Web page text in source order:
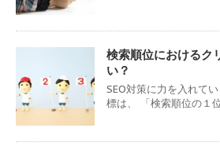
検索順位におけるク
い？
SEO対策に力を入れて
標は、 「検索順位の１